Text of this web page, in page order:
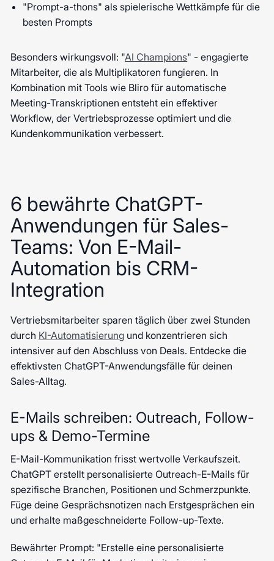
"Prompt-a-thons" als spielerische Wettkämpfe für die
besten Prompts
Besonders wirkungsvoll: "AI Champions" - engagierte
Mitarbeiter, die als Multiplikatoren fungieren. In
Kombination mit Tools wie Bliro für automatische
Meeting-Transkriptionen entsteht ein effektiver
Workflow, der Vertriebsprozesse optimiert und die
Kundenkommunikation verbessert.
6 bewährte ChatGPT-
Anwendungen für Sales-
Teams: Von E-Mail-
Automation bis CRM-
Integration
Vertriebsmitarbeiter sparen täglich über zwei Stunden
durch KI-Automatisierung und konzentrieren sich
intensiver auf den Abschluss von Deals. Entdecke die
effektivsten ChatGPT-Anwendungsfälle für deinen
Sales-Alltag.
E-Mails schreiben: Outreach, Follow-
ups & Demo-Termine
E-Mail-Kommunikation frisst wertvolle Verkaufszeit.
ChatGPT erstellt personalisierte Outreach-E-Mails für
spezifische Branchen, Positionen und Schmerzpunkte.
Füge deine Gesprächsnotizen nach Erstgesprächen ein
und erhalte maßgeschneiderte Follow-up-Texte.
Bewährter Prompt: "Erstelle eine personalisierte